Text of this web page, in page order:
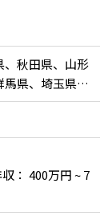
、秋田県、山形
県、埼玉県、
県、富山県、石
阜県、静岡
都府、大阪府、
、島根県、岡
香川県、愛媛
県、熊本県、
県
： 400万円 ~ 7